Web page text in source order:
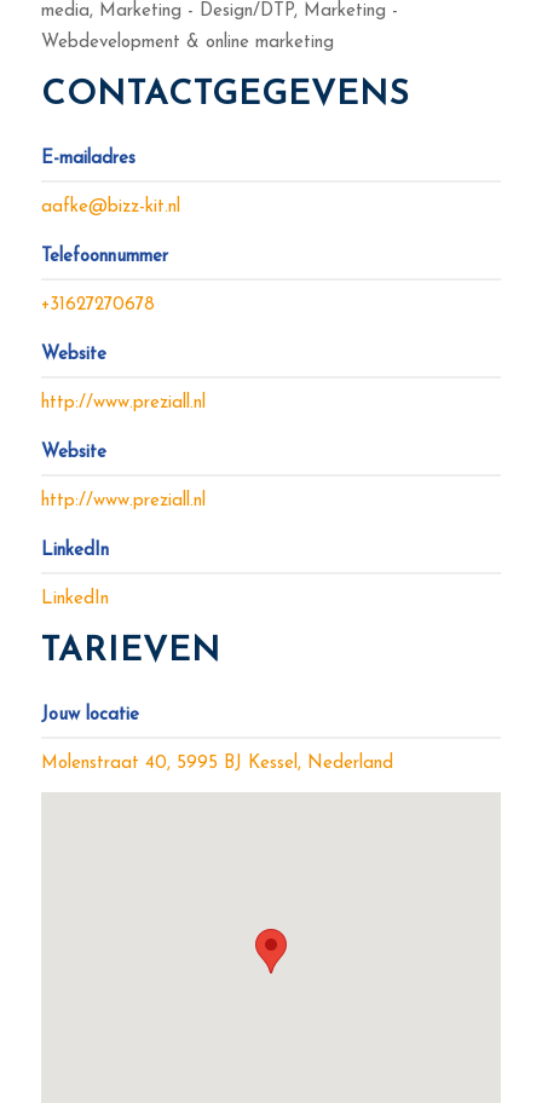
media, Marketing - Design/DTP, Marketing -
Webdevelopment & online marketing
CONTACTGEGEVENS
E-mailadres
aafke@bizz-kit.nl
Telefoonnummer
+31627270678
Website
http://www.preziall.nl
Website
http://www.preziall.nl
LinkedIn
LinkedIn
TARIEVEN
Jouw locatie
Molenstraat 40, 5995 BJ Kessel, Nederland